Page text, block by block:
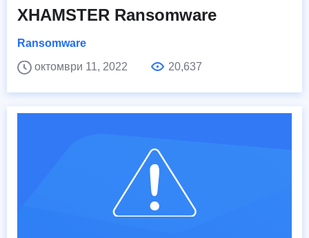
XHAMSTER Ransomware
Ransomware
октомври 11, 2022
20,637